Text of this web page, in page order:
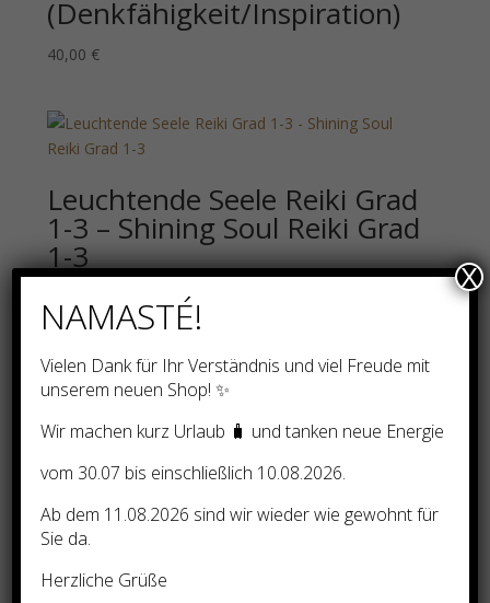
(Denkfähigkeit/Inspiration)
40,00 €
Leuchtende Seele Reiki Grad
1-3 – Shining Soul Reiki Grad
1-3
Nach Preis filtern
Unkategorisiert 12
NAMASTÉ!
Vielen Dank für Ihr Verständnis und viel Freude mit
unserem neuen Shop! ✨
Wir machen kurz Urlaub 🧳 und tanken neue Energie
vom 30.07 bis einschließlich 10.08.2026.
Ab dem 11.08.2026 sind wir wieder wie gewohnt für
Sie da.
Herzliche Grüße
X